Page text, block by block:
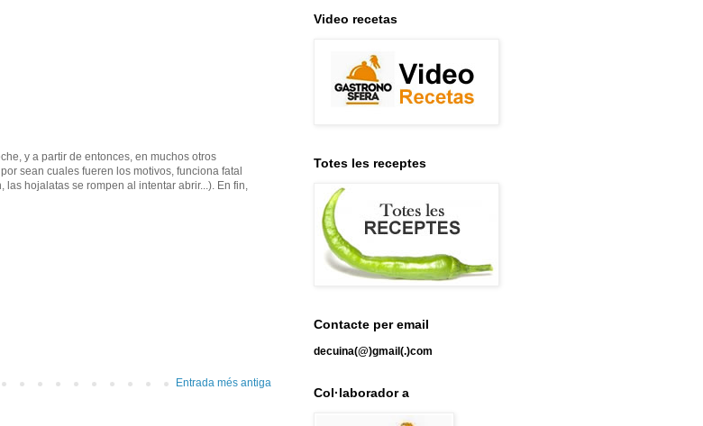
y a partir de entonces, en muchos otros
sean cuales fueren los motivos, funciona fatal
hojalatas se rompen al intentar abrir...). En fin,
Entrada més antiga
Video recetas
Totes les receptes
Contacte per email
decuina(@)gmail(.)com
Col·laborador a